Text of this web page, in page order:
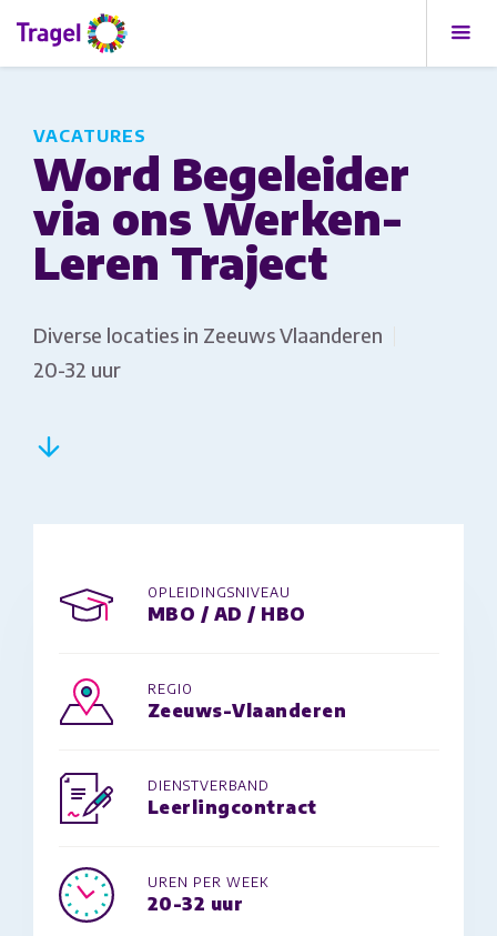
VACATURES
Word Begeleider
via ons Werken-
Leren Traject
Diverse locaties in Zeeuws Vlaanderen
20-32 uur
OPLEIDINGSNIVEAU
MBO / AD / HBO
REGIO
Zeeuws-Vlaanderen
DIENSTVERBAND
Leerlingcontract
UREN PER WEEK
20-32 uur